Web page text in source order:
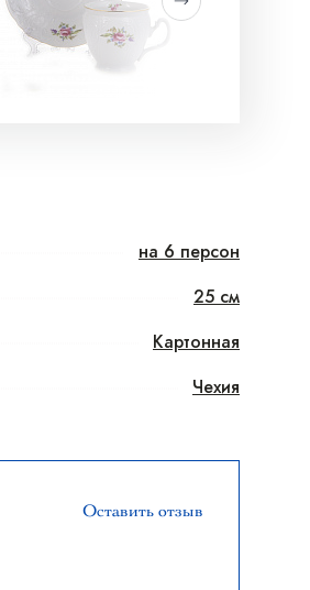
на 6 персон
25 см
Картонная
Чехия
Оставить отзыв